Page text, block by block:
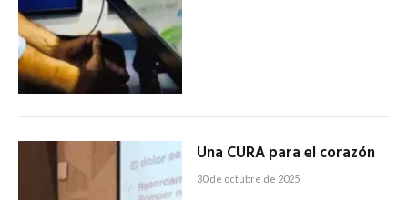
Una CURA para el corazón
30 de octubre de 2025